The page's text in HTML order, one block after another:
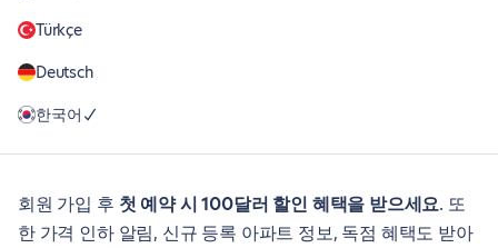
Türkçe
Deutsch
한국어
회원 가입 후 첫 예약 시 100달러 할인 혜택을 받으세요. 또
한 가격 인하 알림, 신규 등록 아파트 정보, 독점 혜택도 받아